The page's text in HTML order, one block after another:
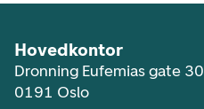
Hovedkontor
Dronning Eufemias gate 30
0191 Oslo